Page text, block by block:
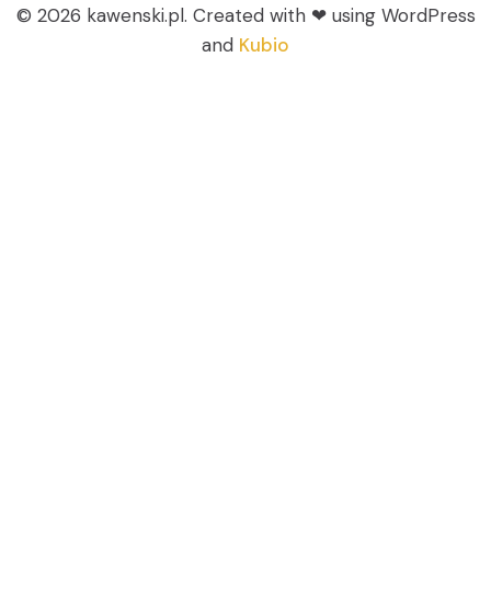
© 2026 kawenski.pl. Created with ❤ using WordPress
and Kubio